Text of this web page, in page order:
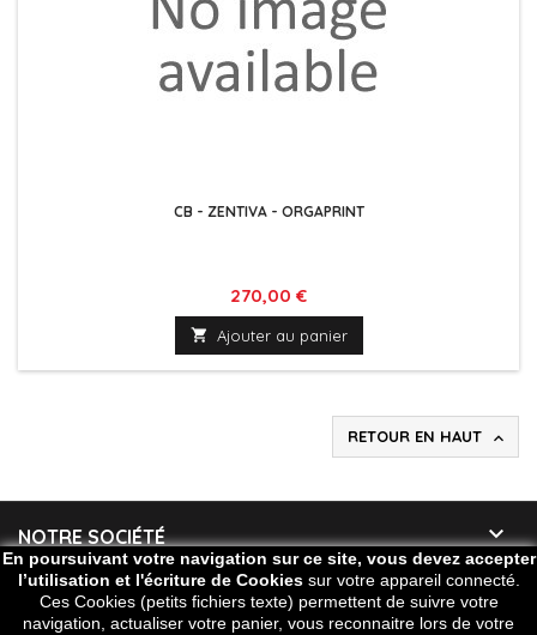
CB - ZENTIVA - ORGAPRINT
Prix
270,00 €
 Ajouter au panier
RETOUR EN HAUT 
NOTRE SOCIÉTÉ 
VOTRE COMPTE 
En poursuivant votre navigation sur ce site, vous devez accepter
l’utilisation et l'écriture de Cookiessur votre appareil connecté.
Ces Cookies (petits fichiers texte) permettent de suivre votre
navigation, actualiser votre panier, vous reconnaitre lors de votre